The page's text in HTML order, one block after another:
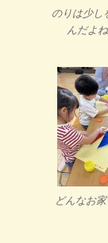
のりは少し
んだよ
どんなお